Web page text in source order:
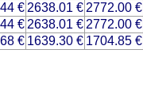
€ 2638.01 € 2772.00 €
€ 2638.01 € 2772.00 €
€ 1639.30 € 1704.85 €